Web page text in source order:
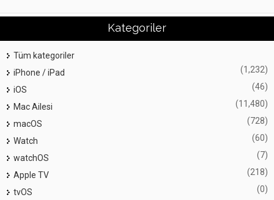
Kategoriler
Tüm kategoriler
iPhone / iPad
(1,232)
iOS (46)
Mac Ailesi (11,480)
macOS (728)
Watch (60)
watchOS (7)
Apple TV (218)
tvOS (0)